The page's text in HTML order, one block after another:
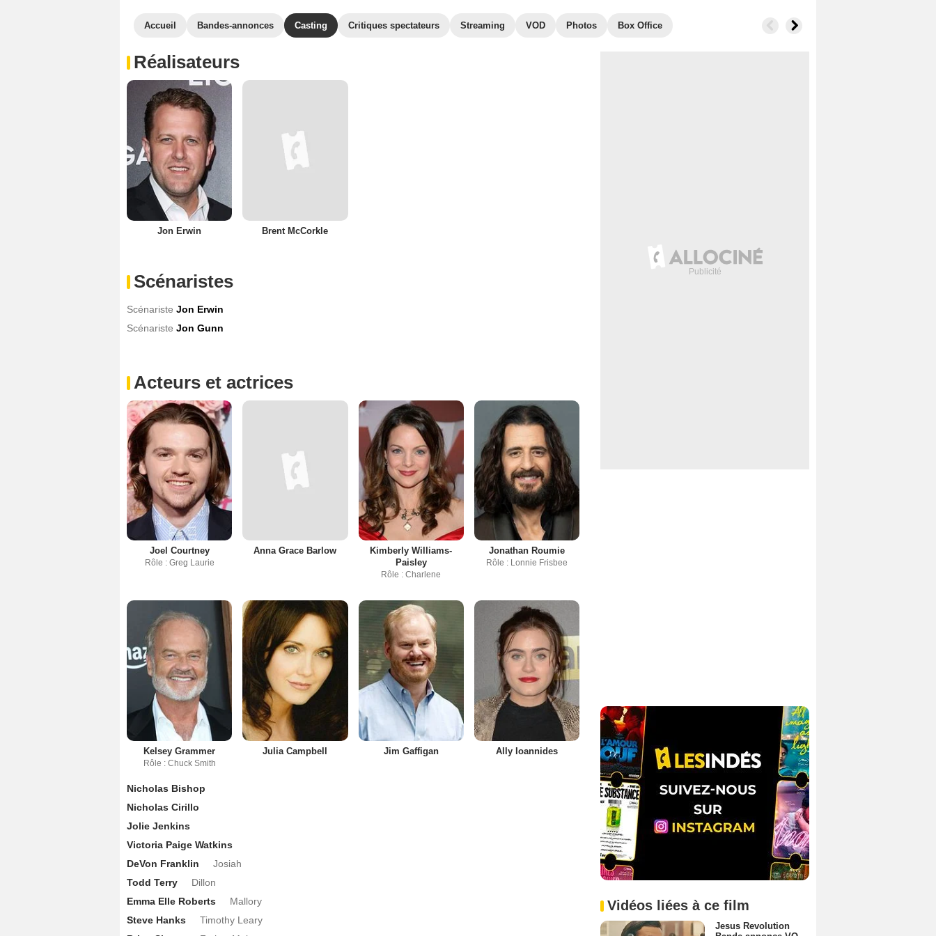
Accueil Bandes-annonces Casting Critiques spectateurs Streaming VOD Photos Box Office
Réalisateurs
Jon Erwin Brent McCorkle
Scénaristes
Scénariste Jon Erwin
Scénariste Jon Gunn
Acteurs et actrices
Joel Courtney
Rôle : Greg Laurie
Anna Grace Barlow
Kimberly Williams-
Paisley
Rôle : Charlene
Jonathan Roumie
Rôle : Lonnie Frisbee
Kelsey Grammer
Rôle : Chuck Smith
Julia Campbell Jim Gaffigan Ally Ioannides
Nicholas Bishop
Nicholas Cirillo
Jolie Jenkins
Victoria Paige Watkins
DeVon Franklin
Josiah
Todd Terry
Dillon
Emma Elle Roberts
Mallory
Steve Hanks
Timothy Leary
Vidéos liées à ce film
Jesus Revolution